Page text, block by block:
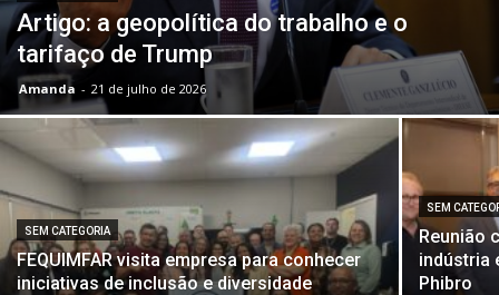
Artigo: a geopolítica do trabalho e o
tarifaço de Trump
Amanda - 21 de julho de 2026
SEM CATEGORIA
FEQUIMFAR visita empresa para conhecer
iniciativas de inclusão e diversidade
SEM
Reunião
indústria
Phibro